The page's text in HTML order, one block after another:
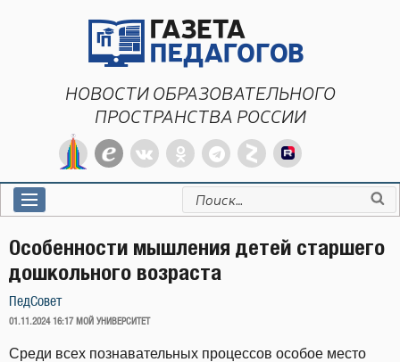
НОВОСТИ ОБРАЗОВАТЕЛЬНОГО
ПРОСТРАНСТВА РОССИИ
Искать:
Особенности мышления детей старшего
дошкольного возраста
ПедСовет
ОПУБЛИКОВАНО
01.11.2024 16:17 МОЙ УНИВЕРСИТЕТ
Среди всех познавательных процессов особое место